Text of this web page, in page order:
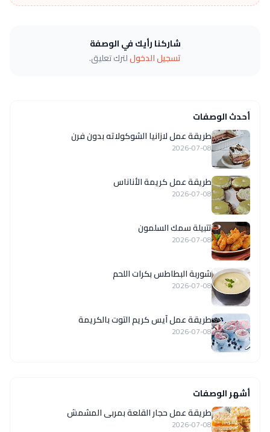
شاركنا رأيك في الوصفة
تسجيل الدخوللترك تعليق.
أحدث الوصفات
طريقة عمل لازانيا الشوكولاته بدون فرن
2026-07-08
طريقة عمل كريمة الأناناس
2026-07-08
تتبيلة سمك السلمون
2026-07-08
شوربة البطاطس بكرات اللحم
2026-07-08
طريقة عمل آيس كريم التوت بالكريمة
2026-07-08
أشهر الوصفات
طريقة عمل حجار القلعة بمربى المشمش
2026-07-08